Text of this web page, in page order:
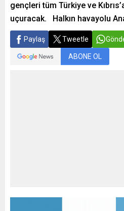
gençleri tüm Türkiye ve
uçuracak. Halkın havayolu
Paylaş Tweetle
ABONE OL